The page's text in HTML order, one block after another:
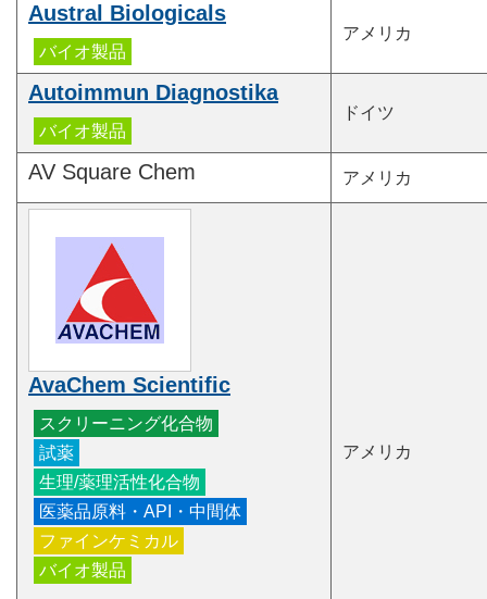
Austral Biologicals
アメリカ
Autoimmun Diagnostika
ドイツ
AV Square Chem アメリカ
AvaChem Scientific
アメリカ